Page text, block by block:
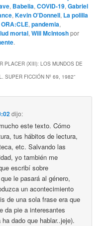
, Babelia,COVID-19,Gabriel
,Kevin O'Donnell, La polilla
ORA:CLE,pandemia,
mortal,Will McIntoshpor
.
PLACER (XIII): LOS MUNDOS DE
SUPER FICCIÓN Nº 69, 1982”
dijo:
este texto. Cómo
tus hábitos de lectura,
etc. Salvando las
yo también me
escribí sobre
le pasará al género,
un acontecimiento
de una sola frase era que
da pie a interesantes
dado que hablar..jeje).